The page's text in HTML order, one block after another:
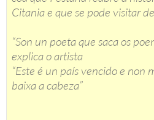
Citania e que se pode visitar
“Son un poeta que saca os
explica o artista
“Este é un país vencido e non
baixa a cabeza”